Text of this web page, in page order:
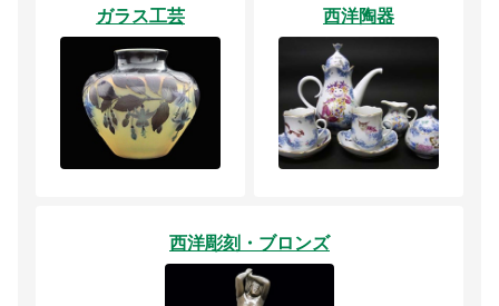
ガラス工芸 西洋陶器
西洋彫刻・ブロンズ